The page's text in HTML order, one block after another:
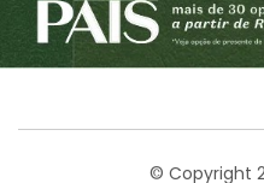
© Copyright